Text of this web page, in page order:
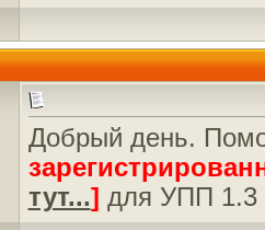
Добрый день.
тут...] для УПП 1.3